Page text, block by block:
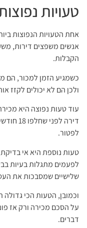
טעויות
אחת הטעויות הנפוצות
אנשים משפצים דירות,
הקבלות.
כשמגיע הזמן למכור, הם
ולכן הם לא יכולים לקזז
עוד טעות נפוצה היא
דירה
לפטור.
טעות נוספת היא אי
לפעמים מתגלות בעיות
שלישיים שמסבכות את
וכמובן, הטעות הכי
על הסכם מכירה ורק אז
דברים.